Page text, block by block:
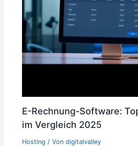
E-Rechnung-Software:
im Vergleich 2025
Hosting / Vondigitalvalley